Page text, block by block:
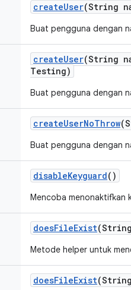
createUser(String
Buat pengguna dengan
createUser(String
Testing)
Buat pengguna dengan
createUserNoThrow
Buat pengguna dengan
disableKeyguard()
Mencoba menonaktifkan
doesFileExist
Metode helper untuk
doesFileExist